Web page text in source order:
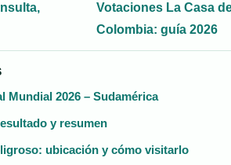
Votaciones La Casa
Colombia: guía 2026
Mundial 2026 – Sudamérica
y resumen
ubicación y cómo visitarlo